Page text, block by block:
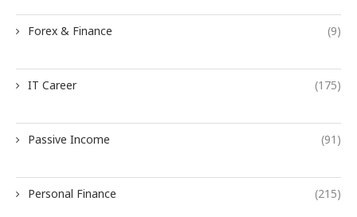
Forex & Finance (9)
IT Career (175)
Passive Income (91)
Personal Finance (215)